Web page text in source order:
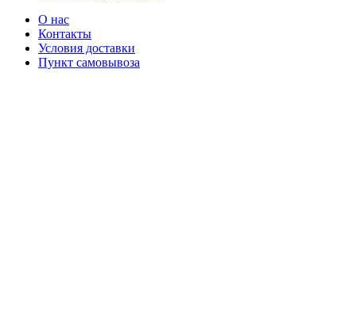
О нас
Контакты
Условия доставки
Пункт самовывоза